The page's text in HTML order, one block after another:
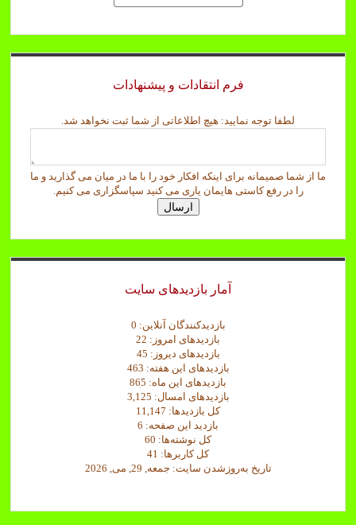
فرم انتقادات و پیشنهادات
ش
ث
ت
ش
لطفا توجه نمایید: هیچ اطلاعاتی از شما ثبت نخواهد شد.
ما از شما صمیمانه برای اینکه افکار خود را با ما در میان می گذارید و ما
را در رفع کاستی هایمان یاری می کنید سپاسگزاری می کنیم.
ارسال
آمار بازدیدهای سایت
بازدیدکنندگان آنلاین: 0
بازدیدهای امروز: 22
بازدیدهای دیروز: 45
بازدیدهای این هفته: 463
بازدیدهای این ماه: 865
بازدیدهای امسال: 3,125
کل بازدیدها: 11,147
بازدید این صفحه: 6
کل نوشته‌ها: 60
کل کاربرها: 41
تاریخ به‌روزشدن سایت: جمعه, 29, می, 2026